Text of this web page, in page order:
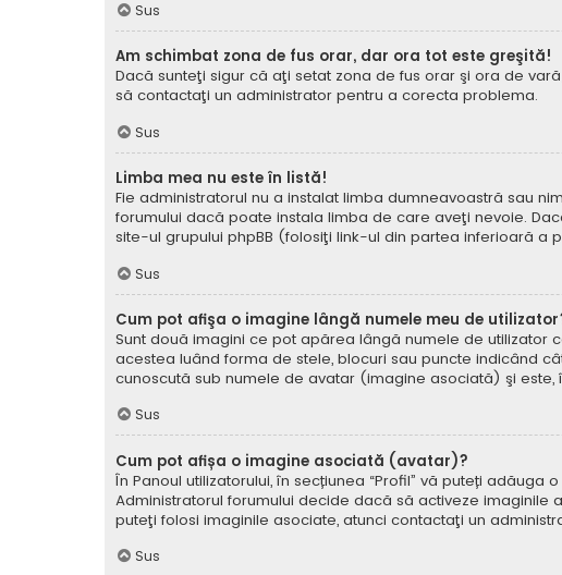
Sus
Am schimbat zona de fus orar, dar ora tot este greşită!
Dacă sunteţi sigur că aţi setat zona de fus orar şi ora de
să contactaţi un administrator pentru a corecta problema.
Sus
Limba mea nu este în listă!
Fie administratorul nu a instalat limba dumneavoastră sau
forumului dacă poate instala limba de care aveţi nevoie.
site-ul grupului phpBB (folosiţi link-ul din partea inferioară a
Sus
Cum pot afişa o imagine lângă numele meu de
Sunt două imagini ce pot apărea lângă numele de utilizator
acestea luând forma de stele, blocuri sau puncte indicând
cunoscută sub numele de avatar (imagine asociată) şi
Sus
Cum pot afișa o imagine asociată (avatar)?
În Panoul utilizatorului, în secțiunea “Profil” vă puteți
Administratorul forumului decide dacă să activeze
puteţi folosi imaginile asociate, atunci contactaţi un
Sus